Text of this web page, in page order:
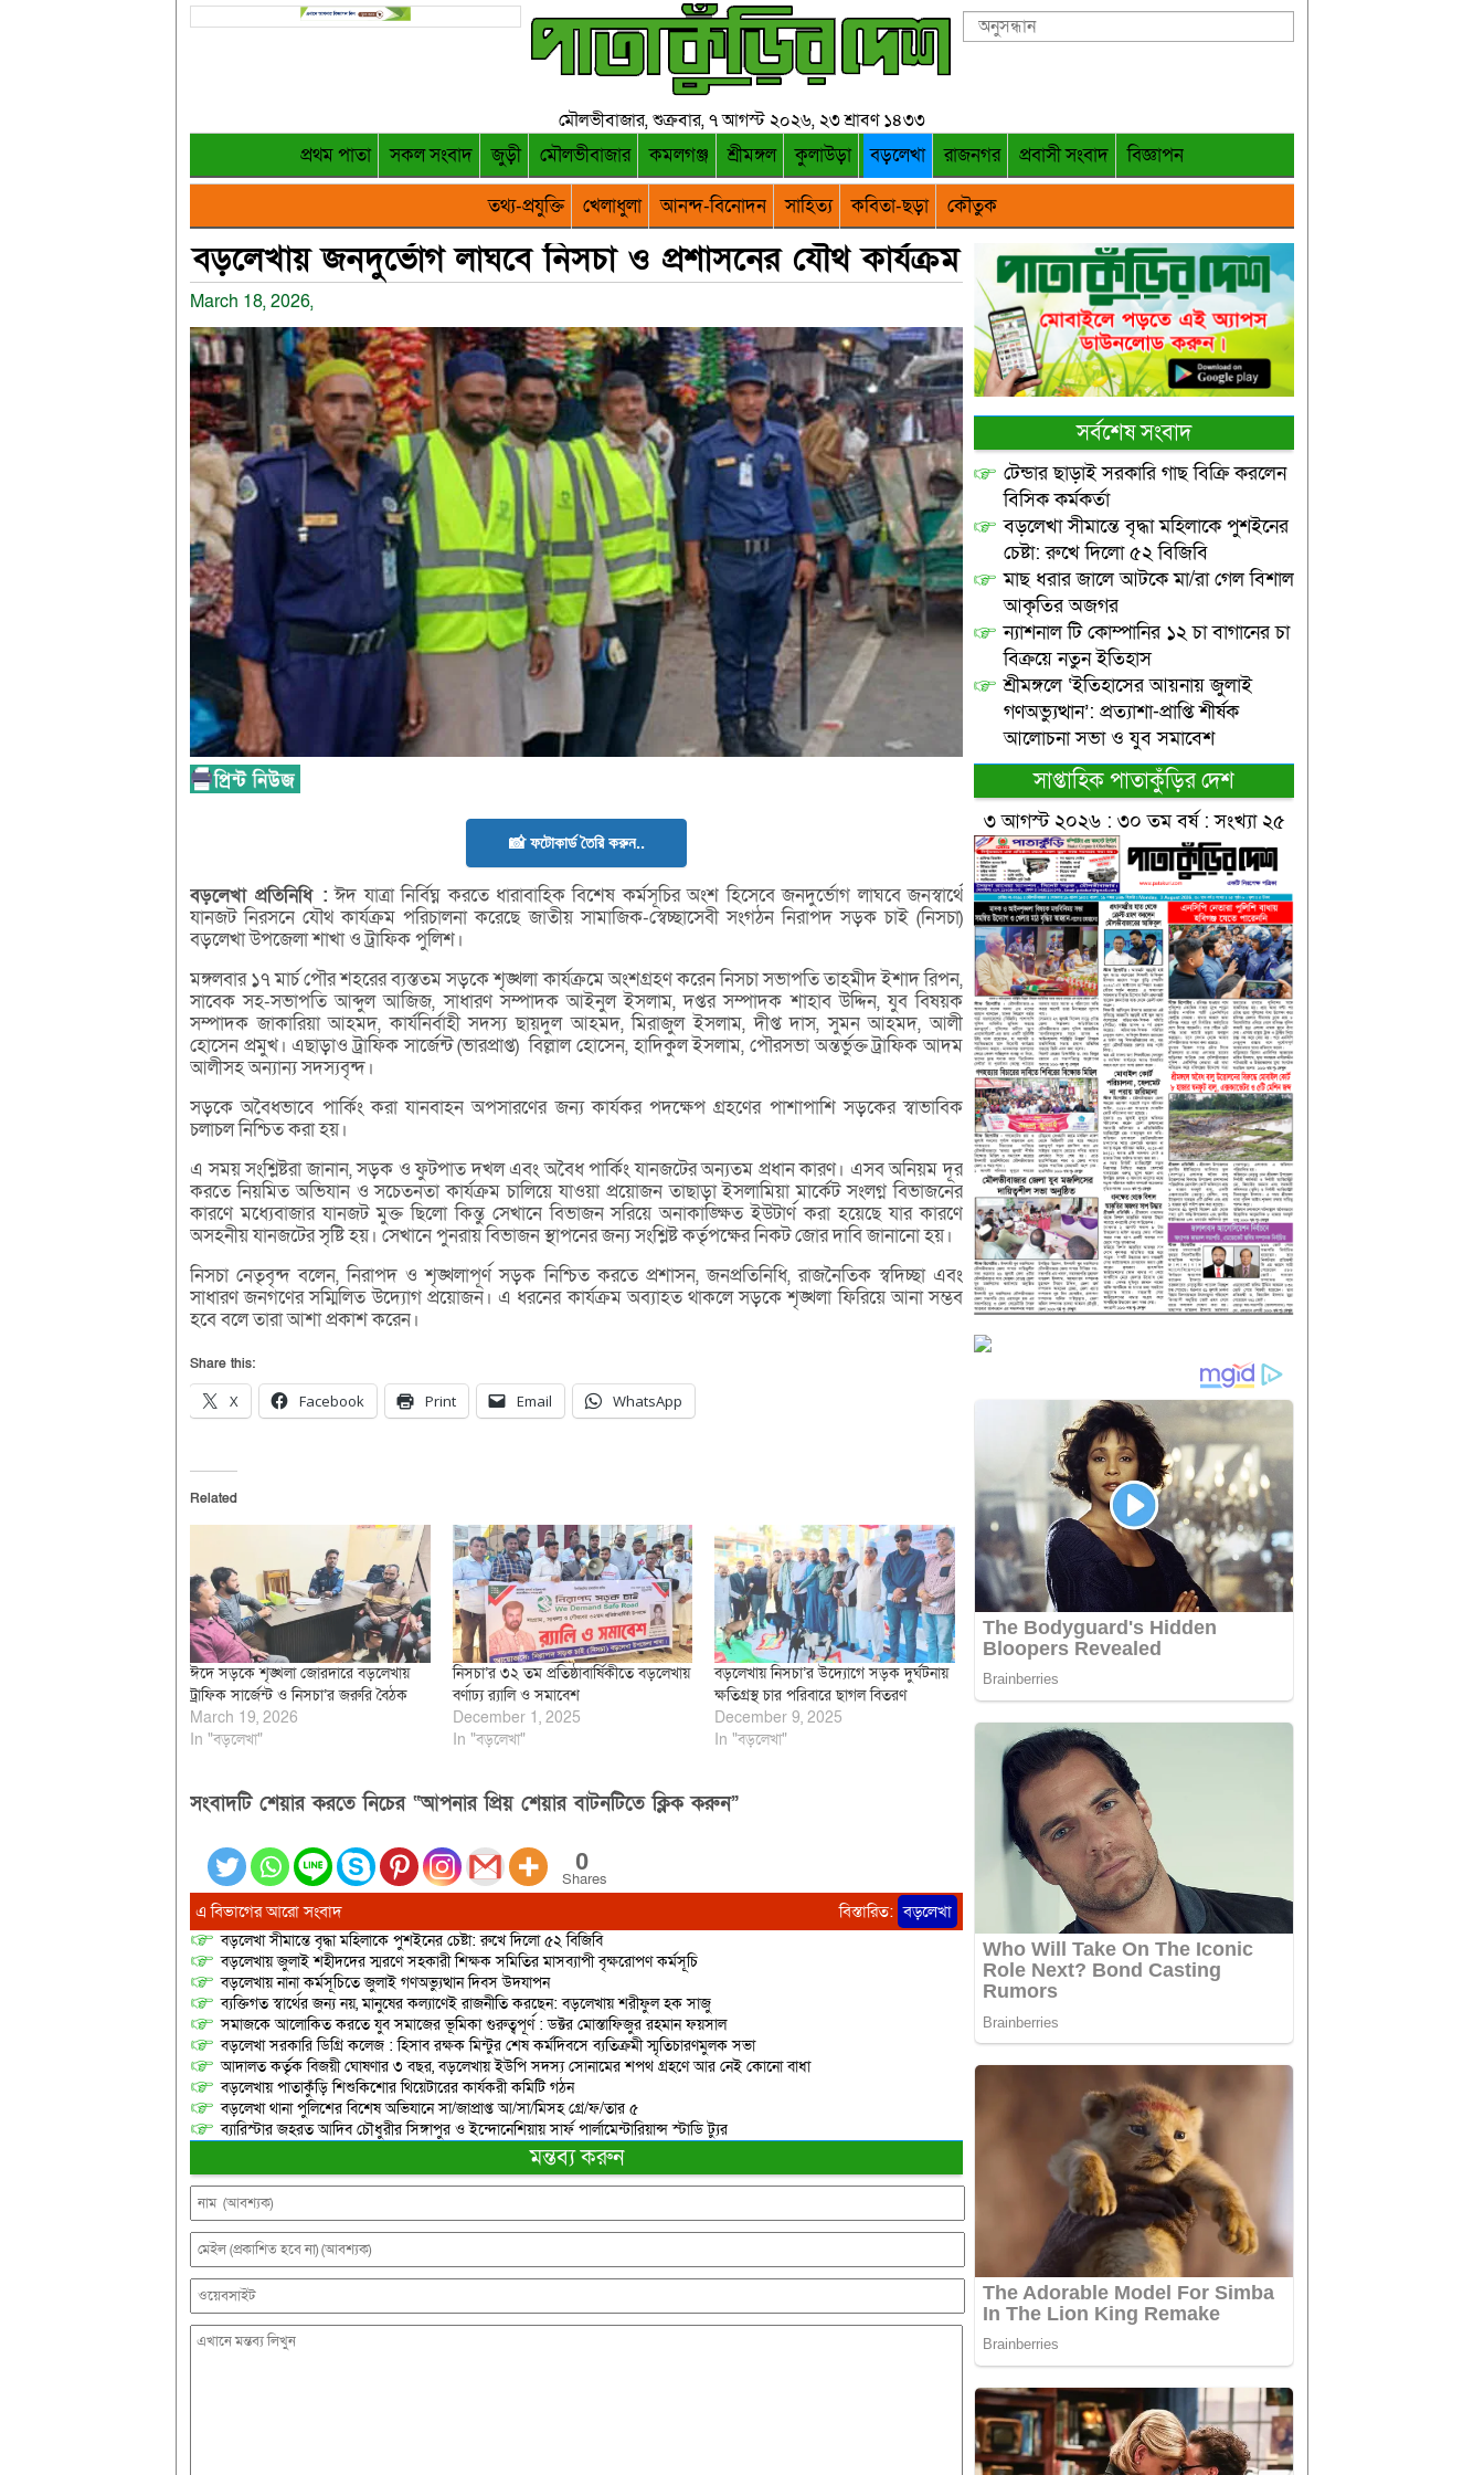
মৌলভীবাজার, শুক্রবার, ৭ আগস্ট ২০২৬, ২৩ শ্রাবণ ১৪৩৩
প্রথম পাতা সকল সংবাদ জুড়ী মৌলভীবাজার কমলগঞ্জ শ্রীমঙ্গল কুলাউড়া বড়লেখা রাজনগর প্রবাসী সংবাদ
বিজ্ঞাপন
তথ্য-প্রযুক্তি
খেলাধুলা আনন্দ-বিনোদন সাহিত্য কবিতা-ছড়া কৌতুক
বড়লেখায় জনদুর্ভোগ লাঘবে নিসচা ও প্রশাসনের যৌথ কার্যক্রম
March 18, 2026,
📸 ফটোকার্ড তৈরি করুন..
বড়লেখাপ্রতিনিধি : ঈদ যাত্রা নির্বিঘ্ন করতে ধারাবাহিক বিশেষ কর্মসূচির অংশ হিসেবে জনদুর্ভোগ লাঘবে জনস্বার্থে
যানজট নিরসনে যৌথ কার্যক্রম পরিচালনা করেছে জাতীয় সামাজিক-স্বেচ্ছাসেবী সংগঠন নিরাপদ সড়ক চাই (নিসচা)
বড়লেখা উপজেলা শাখা ও ট্রাফিক পুলিশ।
মঙ্গলবার ১৭ মার্চ পৌর শহরের ব্যস্ততম সড়কে শৃঙ্খলা কার্যক্রমে অংশগ্রহণ করেন নিসচা সভাপতি তাহমীদ ইশাদ রিপন,
সাবেক সহ-সভাপতি আব্দুল আজিজ, সাধারণ সম্পাদক আইনুল ইসলাম, দপ্তর সম্পাদক শাহাব উদ্দিন, যুব বিষয়ক
সম্পাদক জাকারিয়া আহমদ, কার্যনির্বাহী সদস্য ছায়দুল আহমদ, মিরাজুল ইসলাম, দীপ্ত দাস, সুমন আহমদ, আলী
হোসেন প্রমুখ। এছাড়াও ট্রাফিক সার্জেন্ট (ভারপ্রাপ্ত) বিল্লাল হোসেন, হাদিকুল ইসলাম, পৌরসভা অন্তর্ভুক্ত ট্রাফিক আদম
আলীসহ অন্যান্য সদস্যবৃন্দ।
সড়কে অবৈধভাবে পার্কিং করা যানবাহন অপসারণের জন্য কার্যকর পদক্ষেপ গ্রহণের পাশাপাশি সড়কের স্বাভাবিক
চলাচল নিশ্চিত করা হয়।
এ সময় সংশ্লিষ্টরা জানান, সড়ক ও ফুটপাত দখল এবং অবৈধ পার্কিং যানজটের অন্যতম প্রধান কারণ। এসব অনিয়ম দূর
করতে নিয়মিত অভিযান ও সচেতনতা কার্যক্রম চালিয়ে যাওয়া প্রয়োজন তাছাড়া ইসলামিয়া মার্কেট সংলগ্ন বিভাজনের
কারণে মধ্যেবাজার যানজট মুক্ত ছিলো কিন্তু সেখানে বিভাজন সরিয়ে অনাকাঙ্ক্ষিত ইউটার্ণ করা হয়েছে যার কারণে
অসহনীয় যানজটের সৃষ্টি হয়। সেখানে পুনরায় বিভাজন স্থাপনের জন্য সংশ্লিষ্ট কর্তৃপক্ষের নিকট জোর দাবি জানানো হয়।
নিসচা নেতৃবৃন্দ বলেন, নিরাপদ ও শৃঙ্খলাপূর্ণ সড়ক নিশ্চিত করতে প্রশাসন, জনপ্রতিনিধি, রাজনৈতিক স্বদিচ্ছা এবং
সাধারণ জনগণের সম্মিলিত উদ্যোগ প্রয়োজন। এ ধরনের কার্যক্রম অব্যাহত থাকলে সড়কে শৃঙ্খলা ফিরিয়ে আনা সম্ভব
হবে বলে তারা আশা প্রকাশ করেন।
Share this:
X Facebook Print Email WhatsApp
Related
ঈদে সড়কে শৃঙ্খলা জোরদারে বড়লেখায়
ট্রাফিক সার্জেন্ট ও নিসচা’র জরুরি বৈঠক
March 19, 2026
In "বড়লেখা"
নিসচা’র ৩২ তম প্রতিষ্ঠাবার্ষিকীতে বড়লেখায়
বর্ণাঢ্য র‌্যালি ও সমাবেশ
December 1, 2025
In "বড়লেখা"
বড়লেখায় নিসচা’র উদ্যোগে সড়ক দুর্ঘটনায়
ক্ষতিগ্রস্থ চার পরিবারে ছাগল বিতরণ
December 9, 2025
In "বড়লেখা"
সংবাদটি শেয়ার করতে নিচের “আপনার প্রিয় শেয়ার বাটনটিতে ক্লিক করুন”
0
Shares
এ বিভাগের আরো সংবাদ বিস্তারিত: বড়লেখা
বড়লেখা সীমান্তে বৃদ্ধা মহিলাকে পুশইনের চেষ্টা: রুখে দিলো ৫২ বিজিবি
বড়লেখায় জুলাই শহীদদের স্মরণে সহকারী শিক্ষক সমিতির মাসব্যাপী বৃক্ষরোপণ কর্মসূচি
বড়লেখায় নানা কর্মসূচিতে জুলাই গণঅভ্যুত্থান দিবস উদযাপন
ব্যক্তিগত স্বার্থের জন্য নয়, মানুষের কল্যাণেই রাজনীতি করছেন: বড়লেখায় শরীফুল হক সাজু
সমাজকে আলোকিত করতে যুব সমাজের ভূমিকা গুরুত্বপূর্ণ : ডক্টর মোস্তাফিজুর রহমান ফয়সাল
বড়লেখা সরকারি ডিগ্রি কলেজ : হিসাব রক্ষক মিন্টুর শেষ কর্মদিবসে ব্যতিক্রমী স্মৃতিচারণমুলক সভা
আদালত কর্তৃক বিজয়ী ঘোষণার ৩ বছর, বড়লেখায় ইউপি সদস্য সোনামের শপথ গ্রহণে আর নেই কোনো বাধা
বড়লেখায় পাতাকুঁড়ি শিশুকিশোর থিয়েটারের কার্যকরী কমিটি গঠন
বড়লেখা থানা পুলিশের বিশেষ অভিযানে সা/জাপ্রাপ্ত আ/সা/মিসহ গ্রে/ফ/তার ৫
ব্যারিস্টার জহরত আদিব চৌধুরীর সিঙ্গাপুর ও ইন্দোনেশিয়ায় সার্ফ পার্লামেন্টারিয়ান্স স্টাডি ট্যুর
মন্তব্য করুন
সর্বশেষ সংবাদ
টেন্ডার ছাড়াই সরকারি গাছ বিক্রি করলেন
বিসিক কর্মকর্তা
বড়লেখা সীমান্তে বৃদ্ধা মহিলাকে পুশইনের
চেষ্টা: রুখে দিলো ৫২ বিজিবি
মাছ ধরার জালে আটকে মা/রা গেল বিশাল
আকৃতির অজগর
ন্যাশনাল টি কোম্পানির ১২ চা বাগানের চা
বিক্রয়ে নতুন ইতিহাস
শ্রীমঙ্গলে ‘ইতিহাসের আয়নায় জুলাই
গণঅভ্যুত্থান’: প্রত্যাশা-প্রাপ্তি শীর্ষক
আলোচনা সভা ও যুব সমাবেশ
সাপ্তাহিক পাতাকুঁড়ির দেশ
৩ আগস্ট ২০২৬ : ৩০ তম বর্ষ : সংখ্যা ২৫